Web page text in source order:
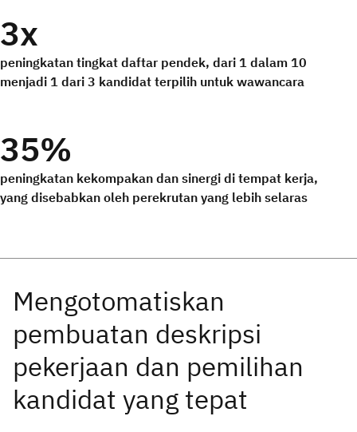
3x
peningkatan tingkat daftar pendek, dari 1 dalam 10
menjadi 1 dari 3 kandidat terpilih untuk wawancara
35%
peningkatan kekompakan dan sinergi di tempat kerja,
yang disebabkan oleh perekrutan yang lebih selaras